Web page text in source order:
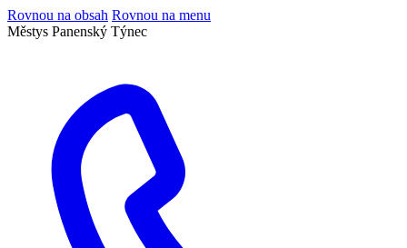
Rovnou na obsah Rovnou na menu
Městys Panenský Týnec